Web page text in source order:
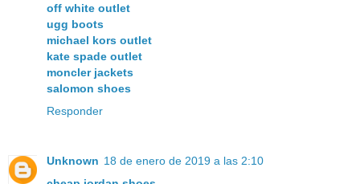
off white outlet
ugg boots
michael kors outlet
kate spade outlet
moncler jackets
salomon shoes
Responder
Unknown 18 de enero de 2019 a las 2:10